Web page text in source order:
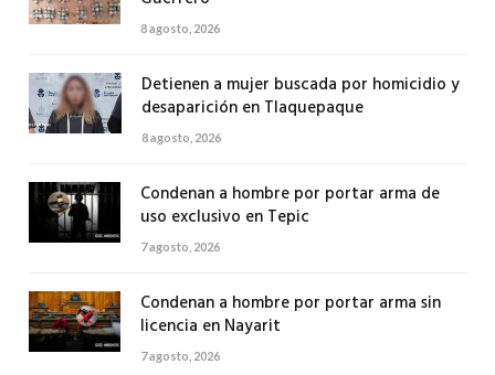
8 agosto, 2026
Detienen a mujer buscada por homicidio y
desaparición en Tlaquepaque
8 agosto, 2026
Condenan a hombre por portar arma de
uso exclusivo en Tepic
7 agosto, 2026
Condenan a hombre por portar arma sin
licencia en Nayarit
7 agosto, 2026